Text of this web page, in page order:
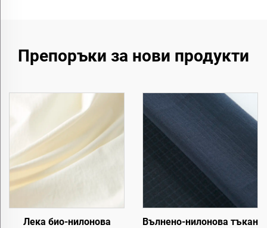
Препоръки за нови продукти
Лека био-нилонова
Вълнено-нилонова тъкан